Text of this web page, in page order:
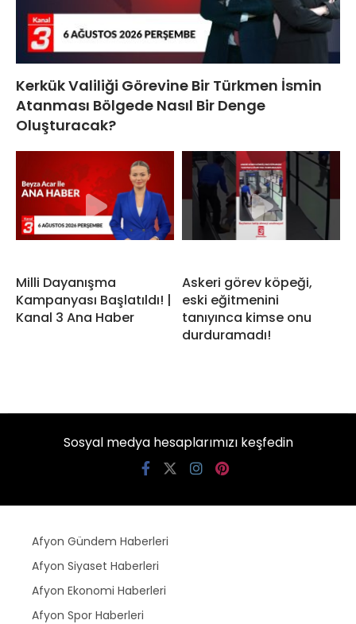
Kerkük Valiliği Görevine Bir Türkmen İsmin
Atanması Bölgede Nasıl Bir Denge
Oluşturacak?
Milli Dayanışma
Kampanyası Başlatıldı! |
Kanal 3 Ana Haber
Askeri görev köpeği,
eski eğitmenini
tanıyınca kimse onu
durduramadı!
Sosyal medya hesaplarımızı keşfedin
Afyon Gündem Haberleri
Afyon Siyaset Haberleri
Afyon Ekonomi Haberleri
Afyon Spor Haberleri